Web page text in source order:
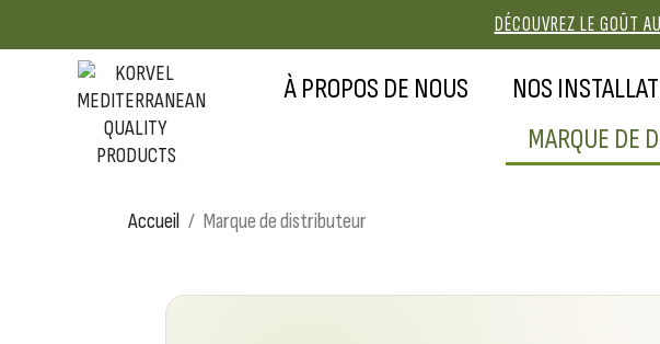
DÉCOUVREZ LE GOÛT
À PROPOS DE NOUS NOS
MARQUE DE
Accueil Marque de distributeur